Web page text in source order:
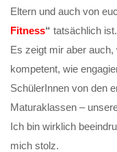
Eltern und auch von
Fitness“ tatsächlich
Es zeigt mir aber
kompetent, wie
SchülerInnen von den
Maturaklassen –
Ich bin wirklich
mich stolz.